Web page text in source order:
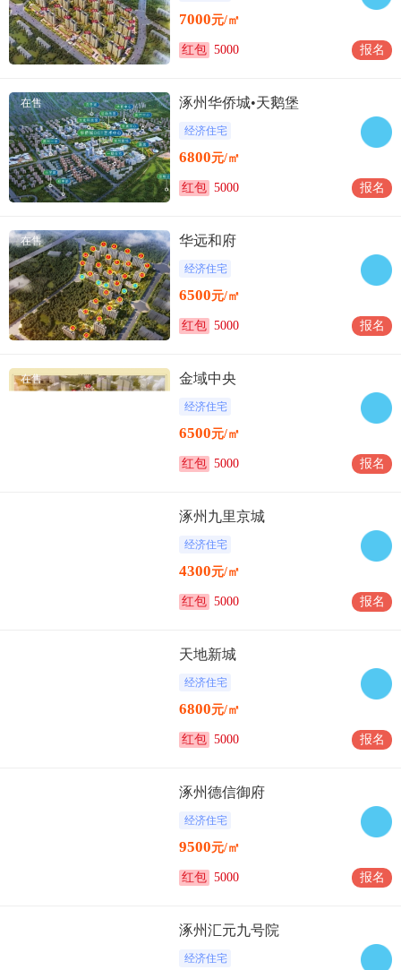
7000元/㎡
红包 5000 报名
在售 涿州华侨城•天鹅堡
经济住宅
6800元/㎡
红包 5000 报名
在售 华远和府
经济住宅
6500元/㎡
红包 5000 报名
在售 金域中央
经济住宅
6500元/㎡
红包 5000 报名
涿州九里京城
经济住宅
4300元/㎡
红包 5000 报名
天地新城
经济住宅
6800元/㎡
红包 5000 报名
涿州德信御府
经济住宅
9500元/㎡
红包 5000 报名
涿州汇元九号院
经济住宅